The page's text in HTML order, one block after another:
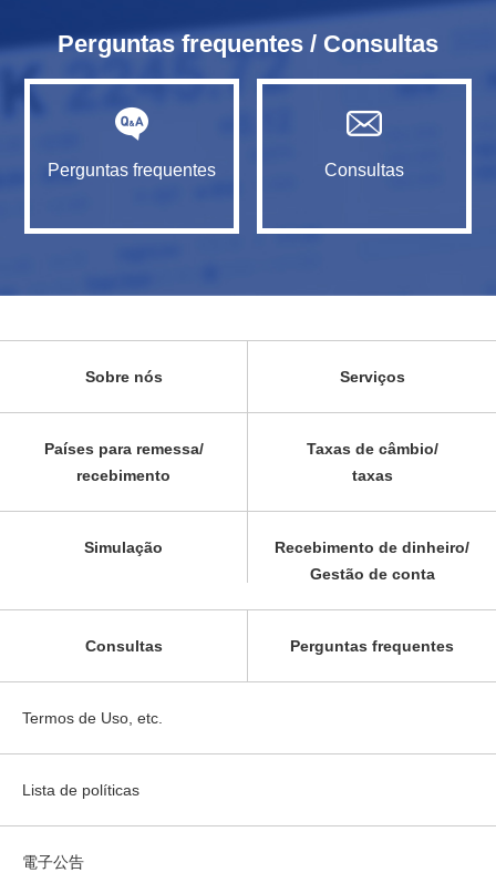
Perguntas frequentes / Consultas
Perguntas frequentes Consultas
Sobre nós Serviços
Países para remessa/
recebimento
Taxas de câmbio/
taxas
Simulação
Recebimento de dinheiro/
Gestão de conta
Consultas Perguntas frequentes
Termos de Uso, etc.
Lista de políticas
電子公告